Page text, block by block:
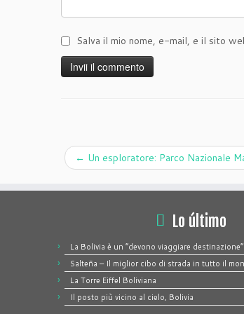
Salva il mio nome, e-mail, e il sito
← Un esploratore: Parco Nazionale
Lo último
La Bolivia è un “devono viaggiare destinazione”
Salteña – Il miglior cibo di strada in tutto il
La Torre Eiffel Boliviana
Il posto più vicino al cielo, Bolivia